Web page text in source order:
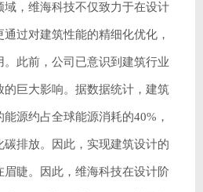
域，维海科技不仅致力于在设计
过对建筑性能的精细化优化，
此前，公司已意识到建筑行业
巨大影响。据数据统计，建筑
源约占全球能源消耗的40%，
碳排放。因此，实现建筑设计的
睫。因此，维海科技在设计阶